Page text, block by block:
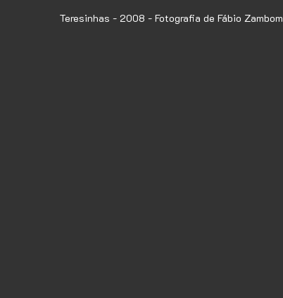
Teresinhas - 2008 - Fotografia de Fábio Zambom